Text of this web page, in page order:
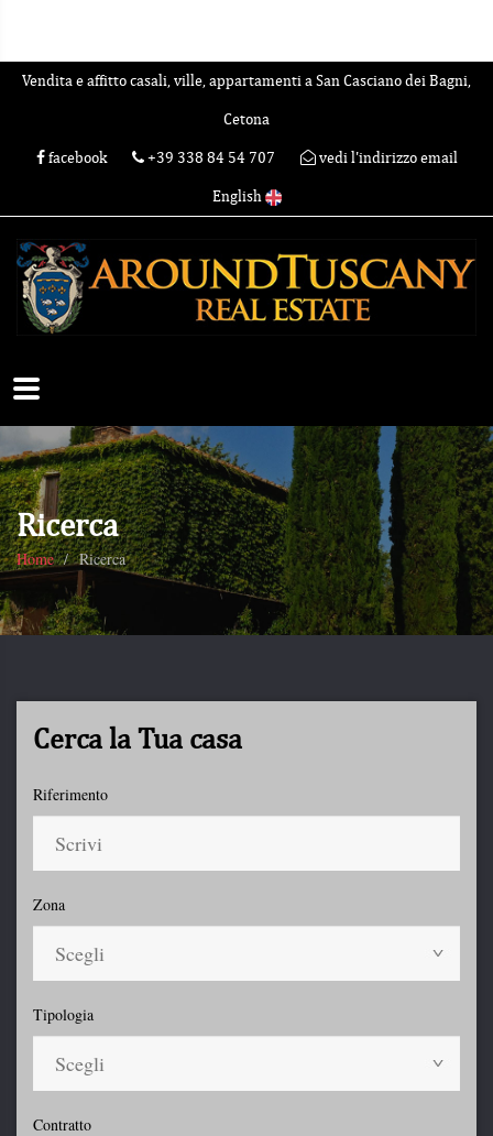
Vendita e affitto casali, ville, appartamenti a San Casciano dei Bagni,
Cetona
facebook +39 338 84 54 707 vedi l'indirizzo email
English
Ricerca
Home Ricerca
Cerca la Tua casa
Riferimento
Zona
Scegli
Tipologia
Scegli
Contratto